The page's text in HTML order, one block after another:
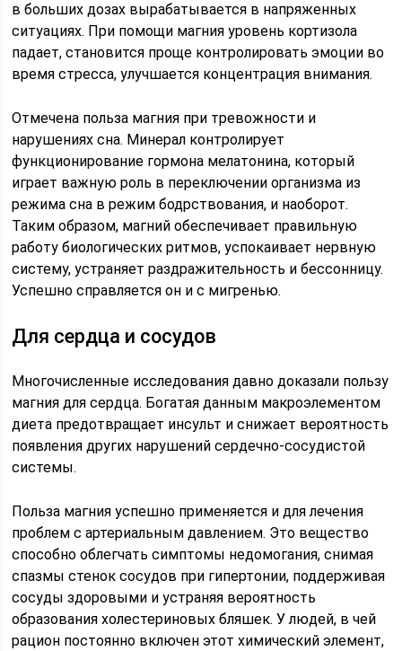
в больших дозах вырабатывается в напряженных
ситуациях. При помощи магния уровень кортизола
падает, становится проще контролировать эмоции во
время стресса, улучшается концентрация внимания.
Отмечена польза магния при тревожности и
нарушениях сна. Минерал контролирует
функционирование гормона мелатонина, который
играет важную роль в переключении организма из
режима сна в режим бодрствования, и наоборот.
Таким образом, магний обеспечивает правильную
работу биологических ритмов, успокаивает нервную
систему, устраняет раздражительность и бессонницу.
Успешно справляется он и с мигренью.
Для сердца и сосудов
Многочисленные исследования давно доказали пользу
магния для сердца. Богатая данным макроэлементом
диета предотвращает инсульт и снижает вероятность
появления других нарушений сердечно-сосудистой
системы.
Польза магния успешно применяется и для лечения
проблем с артериальным давлением. Это вещество
способно облегчать симптомы недомогания, снимая
спазмы стенок сосудов при гипертонии, поддерживая
сосуды здоровыми и устраняя вероятность
образования холестериновых бляшек. У людей, в чей
рацион постоянно включен этот химический элемент,